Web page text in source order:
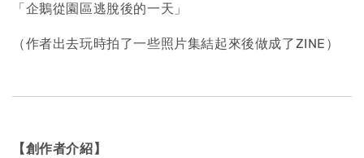
「企鵝從園區逃脫後的一天」
（作者出去玩時拍了一些照片集結起來後做成了ZINE）
【創作者介紹】